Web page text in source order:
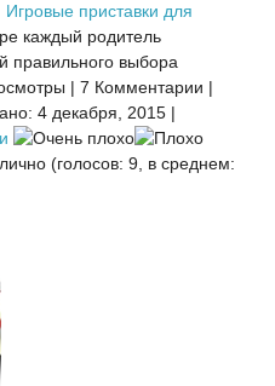
Игровые приставки для
каждый родитель
правильного выбора
| 7 Комментарии |
4 декабря, 2015 |
(голосов: 9, в среднем: